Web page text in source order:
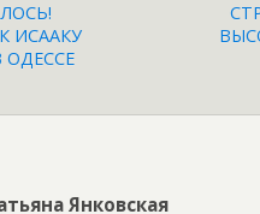
ИСААКУ
ОДЕССЕ
Янковская